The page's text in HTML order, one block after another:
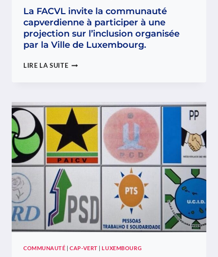
La FACVL invite la communauté
capverdienne à participer à une
projection sur l’inclusion organisée
par la Ville de Luxembourg.
LIRE LA SUITELA
CAPVERDIENNE
À
PARTICIPER
À
UNE
PROJECTION
L’INCLUSION
ORGANISÉE
PAR
LA
VILLE
DE
COMMUNAUTÉ |CAP-VERT |LUXEMBOURG